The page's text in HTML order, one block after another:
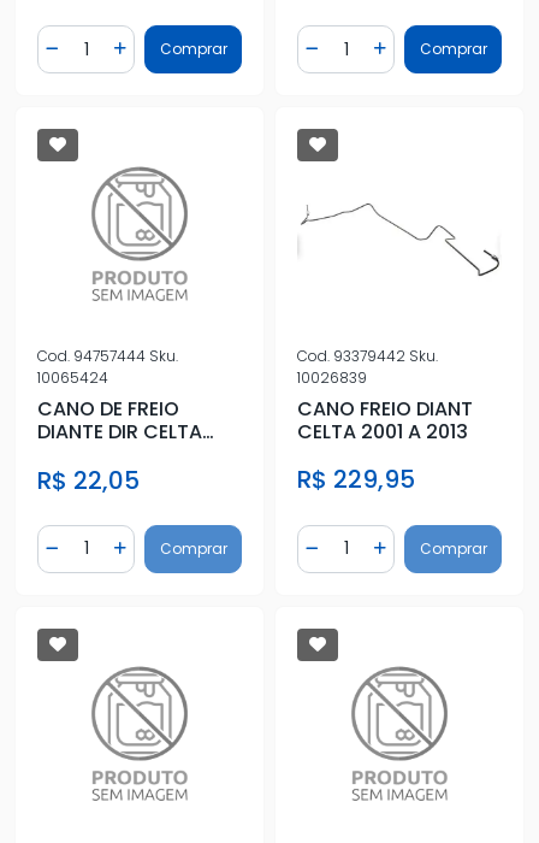
Diminuir Quantidade
Quantidade
Adicionar Quantidade
Comprar Diminuir Quantidade
Quantidade
AdicionarComprar
Cod. 94757444 Sku.
10065424
CANO DE FREIO
DIANTE DIR CELTA
R$ 22,05
Diminuir Quantidade
Quantidade
Adicionar Quantidade
Comprar
Cod. 93379442 Sku.
10026839
CANO FREIO DIANT
CELTA 2001 A 2013
R$ 229,95
Diminuir Quantidade
Quantidade
AdicionarComprar